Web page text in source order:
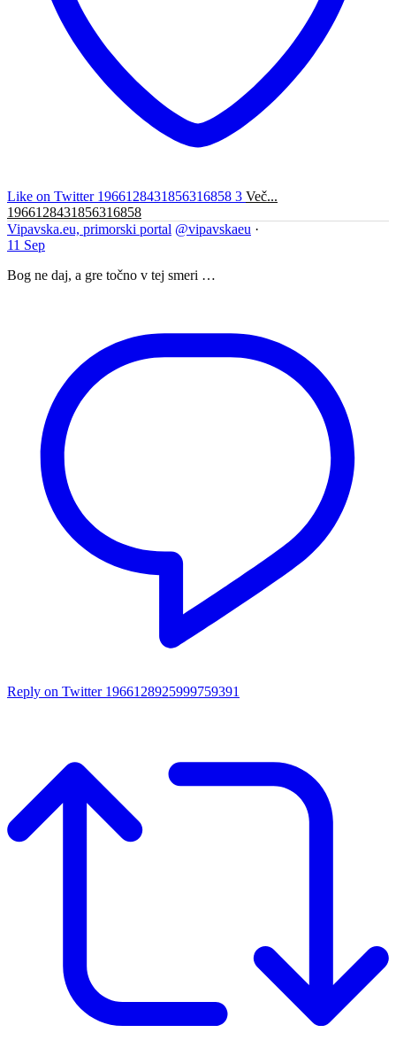
Like on Twitter 1966128431856316858 3 Več...
1966128431856316858
Vipavska.eu, primorski portal @vipavskaeu ·
11 Sep
Bog ne daj, a gre točno v tej smeri …
Reply on Twitter 1966128925999759391